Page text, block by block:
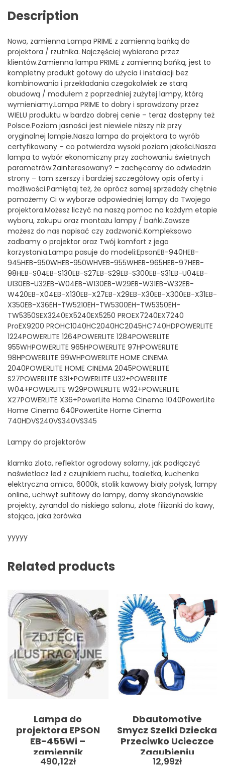
Description
Nowa, zamienna Lampa PRIME z zamienną bańką do
projektora / rzutnika. Najczęściej wybierana przez
klientów.Zamienna lampa PRIME z zamienną bańką, jest to
kompletny produkt gotowy do użycia i instalacji bez
kombinowania i przekładania czegokolwiek ze starą
obudową / modułem z poprzedniej zużytej lampy, którą
wymieniamy.Lampa PRIME to dobry i sprawdzony przez
WIELU produktu w bardzo dobrej cenie – teraz dostępny też
Polsce.Poziom jasności jest niewiele niższy niż przy
oryginalnej lampie.Nasza lampa do projektora to wyrób
certyfikowany – co potwierdza wysoki poziom jakości.Nasza
lampa to wybór ekonomiczny przy zachowaniu świetnych
parametrów.Zainteresowany? – zachęcamy do odwiedzin
strony – tam szerszy i bardziej szczegółowy opis oferty i
możliwości.Pamiętaj też, że oprócz samej sprzedaży chętnie
pomożemy Ci w wyborze odpowiedniej lampy do Twojego
projektora.Możesz liczyć na naszą pomoc na każdym etapie
wyboru, zakupu oraz montażu lampy / bańki.Zawsze
możesz do nas napisać czy zadzwonić.Kompleksowo
zadbamy o projektor oraz Twój komfort z jego
korzystania.Lampa pasuje do modeli:EpsonEB-940HEB-
945HEB-950WHEB-950WHVEB-955WHEB-965HEB-97HEB-
98HEB-S04EB-S130EB-S27EB-S29EB-S300EB-S31EB-U04EB-
U130EB-U32EB-W04EB-W130EB-W29EB-W31EB-W32EB-
W420EB-X04EB-X130EB-X27EB-X29EB-X30EB-X300EB-X31EB-
X350EB-X36EH-TW5210EH-TW5300EH-TW5350EH-
TW5350SEX3240EX5240EX5250 PROEX7240EX7240
ProEX9200 PROHC1040HC2040HC2045HC740HDPOWERLITE
1224POWERLITE 1264POWERLITE 1284POWERLITE
955WHPOWERLITE 965HPOWERLITE 97HPOWERLITE
98HPOWERLITE 99WHPOWERLITE HOME CINEMA
2040POWERLITE HOME CINEMA 2045POWERLITE
S27POWERLITE S31+POWERLITE U32+POWERLITE
W04+POWERLITE W29POWERLITE W32+POWERLITE
X27POWERLITE X36+PowerLite Home Cinema 1040PowerLite
Home Cinema 640PowerLite Home Cinema
740HDVS240VS340VS345
Lampy do projektorów
klamka zlota, reflektor ogrodowy solarny, jak podłączyć
naświetlacz led z czujnikiem ruchu, toaletka, kuchenka
elektryczna amica, 6000k, stolik kawowy biały połysk, lampy
online, uchwyt sufitowy do lampy, domy skandynawskie
projekty, żyrandol do niskiego salonu, złote filiżanki do kawy,
stojąca, jaka żarówka
yyyyy
Related products
Lampa do
projektora EPSON
EB-455Wi –
zamiennik
oryginalnej lampy
490,12zł
Dbautomotive
Smycz Szelki Dziecka
Przeciwko Ucieczce
Zagubieniu
12,99zł